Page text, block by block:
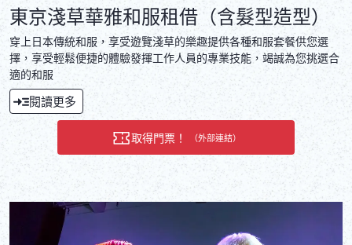
東京淺草華雅和服租借（含髮型造型）
穿上日本傳統和服，享受遊覽淺草的樂趣提供各種和服套餐供您選
擇，享受輕鬆便捷的體驗發揮工作人員的專業技能，竭誠為您挑選合
適的和服
閱讀更多
取得門票！ （外部連結）